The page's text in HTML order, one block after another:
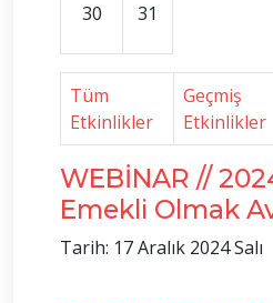
30 31
Tüm
Etkinlikler
Geçmiş
Etkinlikler
WEBİNAR //
Emekli Olmak
Tarih: 17 Aralık 2024 Salı